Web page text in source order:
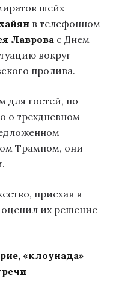
шейх
в телефонном
Лаврова с Днем
вокруг
пролива.
для гостей, по
о трехдневном
Трампом, они
приехав в
их решение
«клоунада»